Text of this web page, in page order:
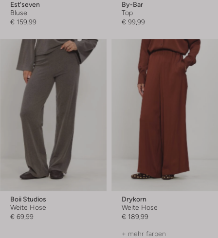
Est'seven
Bluse
€ 159,99
By-Bar
Top
€ 99,99
Boii Studios
Weite Hose
€ 69,99
Drykorn
Weite Hose
€ 189,99
+ mehr farben